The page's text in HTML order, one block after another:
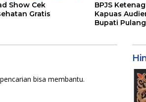
Show Cek
Gratis
BPJS
Kapuas
Bupati
bisa membantu.